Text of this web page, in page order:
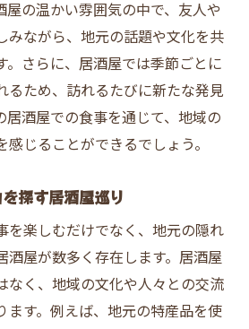
屋の温かい雰囲気の中で、友人や
みながら、地元の話題や文化を共
。さらに、居酒屋では季節ごとに
るため、訪れるたびに新たな発見
居酒屋での食事を通じて、地域の
じることができるでしょう。
探す居酒屋巡り
を楽しむだけでなく、地元の隠れ
酒屋が数多く存在します。居酒屋
なく、地域の文化や人々との交流
ます。例えば、地元の特産品を使